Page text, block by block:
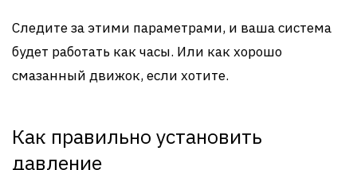
Следите за этими параметрами, и ваша система
будет работать как часы. Или как хорошо
смазанный движок, если хотите.
Как правильно установить
давление